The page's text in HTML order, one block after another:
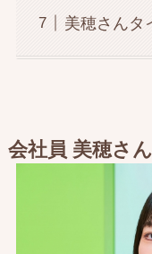
美穂さんタ
会社員 美穂さ